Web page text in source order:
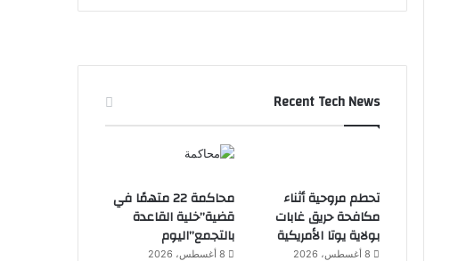
Recent Tech News
تحطم مروحية أثناء
مكافحة حريق غابات
بولاية يوتا الأمريكية
8 أغسطس، 2026
محاكمة 22 متهمًا في
قضية”خلية القاعدة
بالتجمع”اليوم
8 أغسطس، 2026